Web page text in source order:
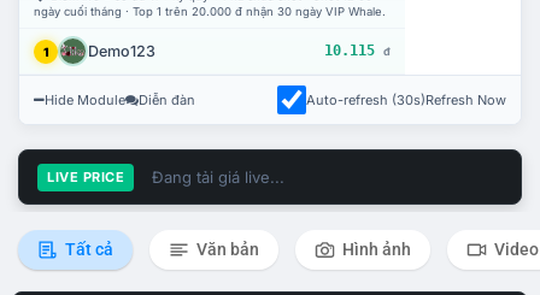
ngày cuối tháng · Top 1 trên 20.000 đ nhận 30 ngày VIP Whale.
1 Demo123 10.115 đ
Hide Module Diễn đàn Auto-refresh (30s)Refresh Now
LIVE PRICE Đang tải giá live...
Tất cả Văn bản Hình ảnh Video